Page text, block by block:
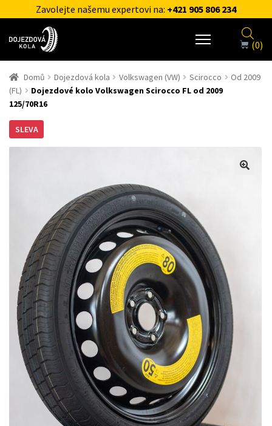
Zavolejte našemu expertovi na: +421 905 806 234
(0)
Domů Dojezdová kola Volkswagen (VW) Scirocco
Od 2009
(FL)
Dojezdové kolo Volkswagen Scirocco FL od 2009
125/70R16
SLEVA